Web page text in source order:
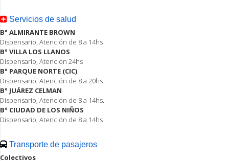
Servicios de salud
B° ALMIRANTE BROWN
Dispensario, Atención de 8 a 14hs
B° VILLA LOS LLANOS
Dispensario, Atención 24hs
B° PARQUE NORTE (CIC)
Dispensario, Atención de 8 a 20hs
B° JUÁREZ CELMAN
Dispensario, Atención de 8 a 14hs.
B° CIUDAD DE LOS NIÑOS
Dispensario, Atención de 8 a 14hs
Transporte de pasajeros
Colectivos